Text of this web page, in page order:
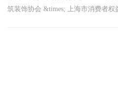
筑装饰协会 &times; 上海市消费者权